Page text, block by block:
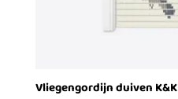
Vliegengordijn duiven K&K